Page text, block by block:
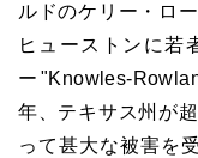
ルドのケリー・ロ
ヒューストンに若
ー"Knowles-
年、テキサス州が
って甚大な被害を